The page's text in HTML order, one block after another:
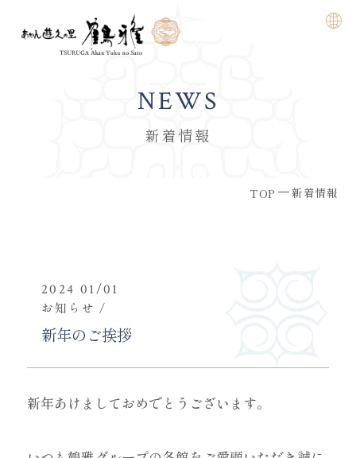
NEWS
新着情報
TOP 新着情報
2024 01/01
お知らせ
新年のご挨拶
新年あけましておめでとうございます。